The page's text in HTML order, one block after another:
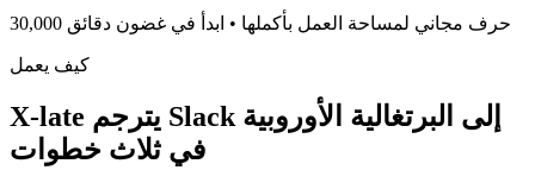
30,000 حرف مجاني لمساحة العمل بأكملها • ابدأ في غضون دقائق
كيف يعمل
X-late يترجم Slack إلى البرتغالية الأوروبية
في ثلاث خطوات